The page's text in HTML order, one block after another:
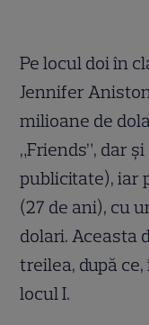
Pe locul doi în
Jennifer
milioane de
„Friends”, dar
publicitate), iar
(27 de ani), cu
dolari. Aceasta
treilea, după
locul I.